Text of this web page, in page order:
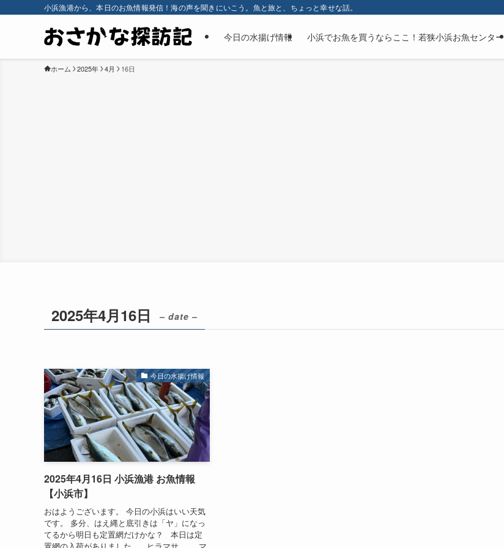
小浜漁港から、本日のお魚情報発信！海の声を聞きにいこう。魚と旅と、ちょっと幸せな話。
今日の水揚げ情報 小浜でお魚を買うならここ！若狭小浜お魚センター
ホーム 2025年 4月 16日
2025年4月16日 – date –
今日の水揚げ情報
2025年4月16日 小浜漁港 お魚情報
【小浜市】
おはようございます。 今日の小浜はいい天気
です。 多分、はえ縄と底引きは「ヤ」になっ
てるから明日も定置網だけかな？ 本日は定